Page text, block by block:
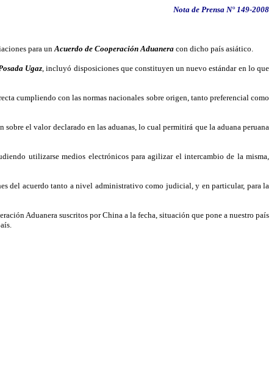
Nota de Prensa N° 149-2008
para unAcuerdo de Cooperación Aduanera con dicho país asiático.
Ugaz, incluyó disposiciones que constituyen un nuevo estándar en lo que
cumpliendo con las normas nacionales sobre origen, tanto preferencial como
el valor declarado en las aduanas, lo cual permitirá que la aduana peruana
utilizarse medios electrónicos para agilizar el intercambio de la misma,
del acuerdo tanto a nivel administrativo como judicial, y en particular, para la
Aduanera suscritos por China a la fecha, situación que pone a nuestro país